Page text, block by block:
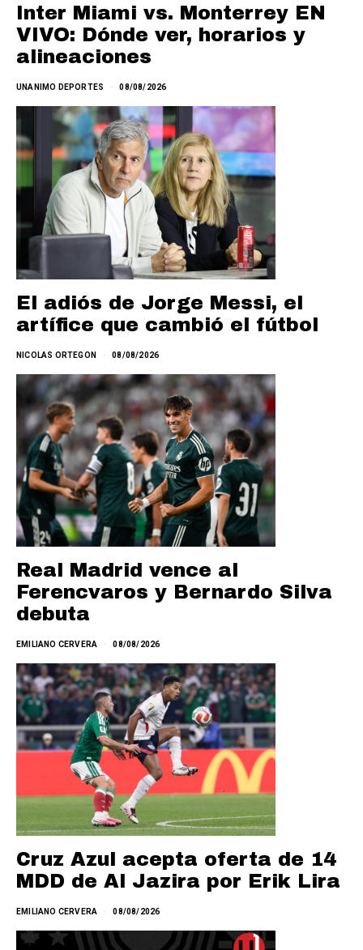
Inter Miami vs. Monterrey EN
VIVO: Dónde ver, horarios y
alineaciones
UNANIMO DEPORTES 08/08/2026
El adiós de Jorge Messi, el
artífice que cambió el fútbol
NICOLAS ORTEGON 08/08/2026
Real Madrid vence al
Ferencvaros y Bernardo Silva
debuta
EMILIANO CERVERA 08/08/2026
Cruz Azul acepta oferta de 14
MDD de Al Jazira por Erik Lira
EMILIANO CERVERA 08/08/2026